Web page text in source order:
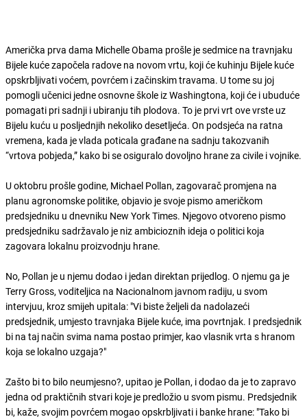
Američka prva dama Michelle Obama prošle je sedmice na travnjaku
Bijele kuće započela radove na novom vrtu, koji će kuhinju Bijele kuće
opskrbljivati voćem, povrćem i začinskim travama. U tome su joj
pomogli učenici jedne osnovne škole iz Washingtona, koji će i ubuduće
pomagati pri sadnji i ubiranju tih plodova. To je prvi vrt ove vrste uz
Bijelu kuću u posljednjih nekoliko desetljeća. On podsjeća na ratna
vremena, kada je vlada poticala građane na sadnju takozvanih
“vrtova pobjeda,” kako bi se osiguralo dovoljno hrane za civile i vojnike.
U oktobru prošle godine, Michael Pollan, zagovarač promjena na
planu agronomske politike, objavio je svoje pismo američkom
predsjedniku u dnevniku New York Times. Njegovo otvoreno pismo
predsjedniku sadržavalo je niz ambicioznih ideja o politici koja
zagovara lokalnu proizvodnju hrane.
No, Pollan je u njemu dodao i jedan direktan prijedlog. O njemu ga je
Terry Gross, voditeljica na Nacionalnom javnom radiju, u svom
intervjuu, kroz smijeh upitala: "Vi biste željeli da nadolazeći
predsjednik, umjesto travnjaka Bijele kuće, ima povrtnjak. I predsjednik
bi na taj način svima nama postao primjer, kao vlasnik vrta s hranom
koja se lokalno uzgaja?"
Zašto bi to bilo neumjesno?, upitao je Pollan, i dodao da je to zapravo
jedna od praktičnih stvari koje je predložio u svom pismu. Predsjednik
bi, kaže, svojim povrćem mogao opskrbljivati i banke hrane: "Tako bi